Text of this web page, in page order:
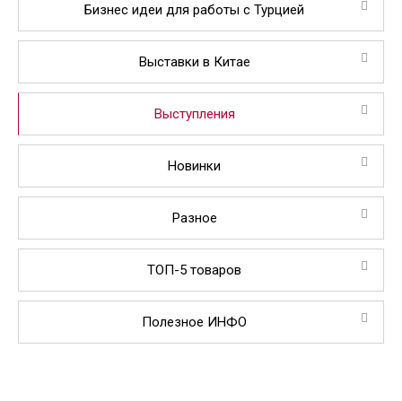
Бизнес идеи для работы с Турцией
Выставки в Китае
Выступления
Новинки
Разное
ТОП-5 товаров
Полезное ИНФО